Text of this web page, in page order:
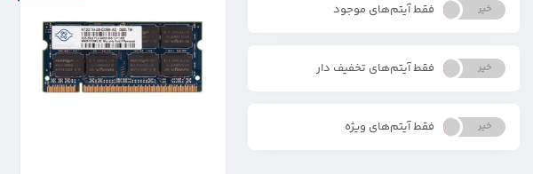
بله خیر فقط آیتم‌های موجود
بله خیر فقط آیتم‌های تخفیف دار
بله خیر فقط آیتم‌های ویژه